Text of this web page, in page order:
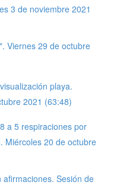
3 de noviembre 2021
Viernes 29 de octubre
playa.
2021 (63:48)
a 5 respiraciones por
Miércoles 20 de octubre
Sesión de